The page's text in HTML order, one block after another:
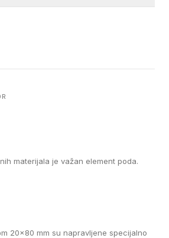
materijala je važan element poda.
20x80 mm su napravljene specijalno